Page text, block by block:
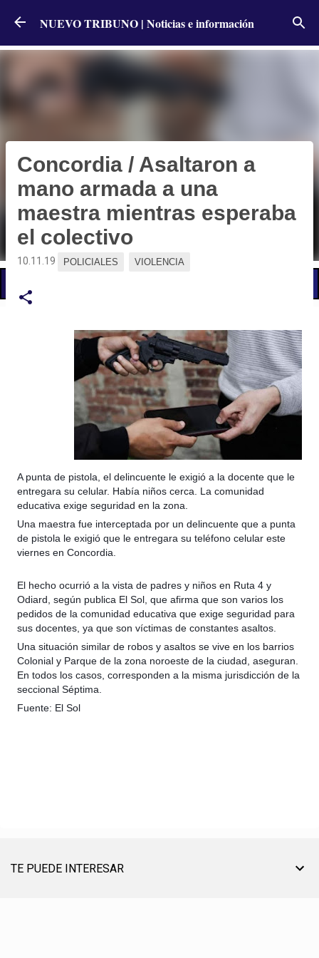
Ir al contenido principal
NUEVO TRIBUNO | Noticias e información
Concordia / Asaltaron a
mano armada a una
maestra mientras esperaba
el colectivo
10.11.19 POLICIALES VIOLENCIA
A punta de pistola, el delincuente le exigió a la docente que le
entregara su celular. Había niños cerca. La comunidad
educativa exige seguridad en la zona.
Una maestra fue interceptada por un delincuente que a punta
de pistola le exigió que le entregara su teléfono celular este
viernes en Concordia.
El hecho ocurrió a la vista de padres y niños en Ruta 4 y
Odiard, según publica El Sol, que afirma que son varios los
pedidos de la comunidad educativa que exige seguridad para
sus docentes, ya que son víctimas de constantes asaltos.
Una situación similar de robos y asaltos se vive en los barrios
Colonial y Parque de la zona noroeste de la ciudad, aseguran.
En todos los casos, corresponden a la misma jurisdicción de la
seccional Séptima.
Fuente: El Sol
TE PUEDE INTERESAR